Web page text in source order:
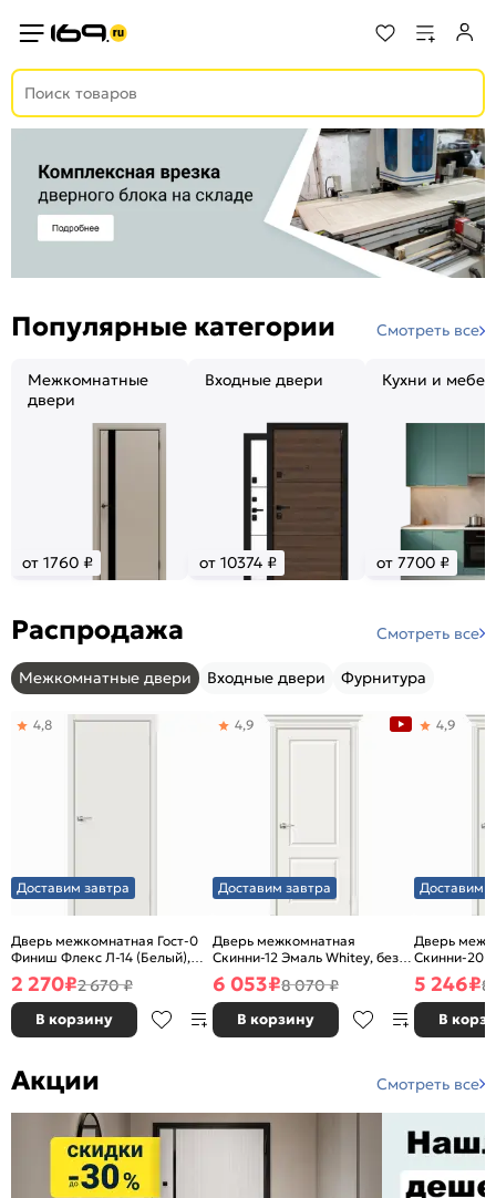
Популярные категории Смотреть все
Межкомнатные
двери
от 1760 ₽
Входные двери
от 10374 ₽
Кухни и
от 7700 ₽
Распродажа Смотреть все
Межкомнатные двери Входные двери Фурнитура
Доставим завтра
Дверь межкомнатная Гост-0
Финиш Флекс Л-14 (Белый),
глухая, каркасно-щитовая
4,8
2 270₽2 670 ₽
В корзину
Доставим завтра
Дверь межкомнатная
Скинни-12 Эмаль Whitey, без
декора, глухая, без стекла,
без кромки, скиновая
4,9
6 053₽8 070 ₽
В корзину
Доставим
Дверь
Скинни-20
декора,
без кромки,
4,9
5 246₽8
В
Акции Смотреть все